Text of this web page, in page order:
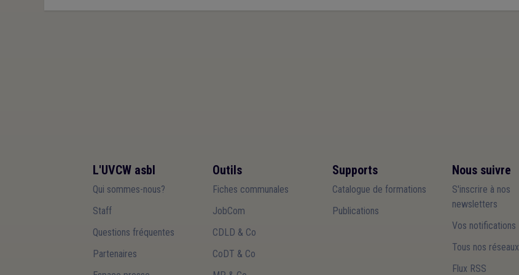
L'UVCW asbl
Qui sommes-nous?
Staff
Questions fréquentes
Partenaires
Outils
Fiches communales
JobCom
CDLD & Co
CoDT & Co
Supports
Catalogue de formations
Publications
Nous suivre
S'inscrire à nos
newsletters
Vos notifications
Tous nos réseaux
Flux RSS